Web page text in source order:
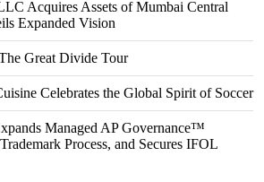
Acquires Assets of Mumbai Central
Expanded Vision
Great Divide Tour
Celebrates the Global Spirit of Soccer
Managed AP Governance™
Process, and Secures IFOL